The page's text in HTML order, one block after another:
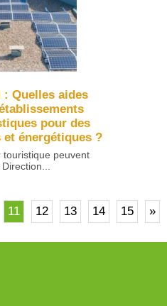
: Quelles aides
pour des
énergétiques ?
peuvent
11 12 13 14 15 »